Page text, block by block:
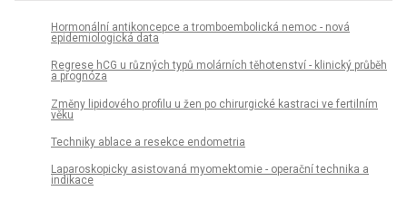
Hormonální antikoncepce a tromboembolická nemoc - nová
epidemiologická data
Regrese hCG u různých typů molárních těhotenství - klinický průběh
a prognóza
Změny lipidového profilu u žen po chirurgické kastraci ve fertilním
věku
Techniky ablace a resekce endometria
Laparoskopicky asistovaná myomektomie - operační technika a
indikace